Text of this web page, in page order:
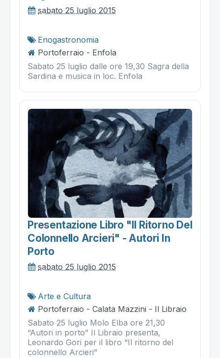
sabato 25 luglio 2015
Enogastronomia
Portoferraio - Enfola
Sabato 25 luglio dalle ore 19,30 Sagra della
Sardina e musica in loc. Enfola
Presentazione Libro "il Ritorno Del
Colonnello Arcieri" - Autori In
Porto
sabato 25 luglio 2015
Arte e Cultura
Portoferraio - Calata Mazzini - Il Libraio
Sabato 25 luglio Molo Elba ore 21,30
“Autori in porto” Il Libraio presenta,
Leonardo Gori per il libro “Il ritorno del
colonnello Arcieri”